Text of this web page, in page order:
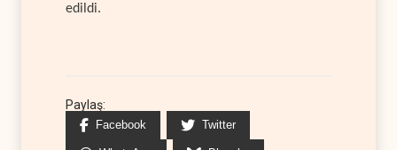
edildi.
Paylaş:
Facebook Twitter